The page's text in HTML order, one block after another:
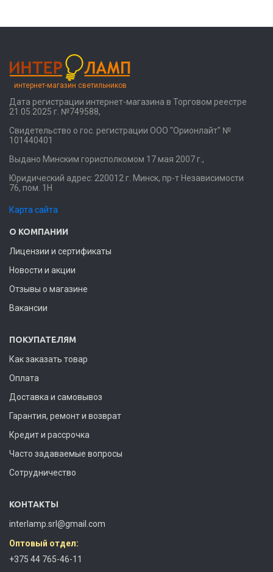
интернет-магазин светильников
Дата регистрации интернет-магазина в Торговом реестре
21.05.2025 г. №749588,
Свидетельство о гос. регистрации ООО "Орионлайт" №
101440401
Выдано Минским горисполкомом 17 мая 2007 г.,
Юридический адрес: 220012 г. Минск, пр-т Независимости
76, пом. 1Н
Карта сайта
О КОМПАНИИ
Лицензии и сертификаты
Новости и акции
Отзывы о магазине
Вакансии
ПОКУПАТЕЛЯМ
Как заказать товар
Оплата
Доставка и самовывоз
Гарантия, ремонт и возврат
Кредит и рассрочка
Часто задаваемые вопросы
Сотрудничество
КОНТАКТЫ
interlamp.srl@gmail.com
Оптовый отдел:
+375 44 765-46-11